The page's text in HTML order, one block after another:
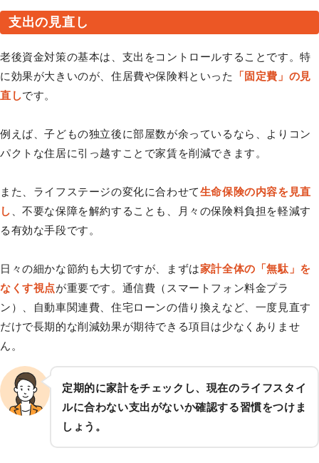
支出の見直し
老後資金対策の基本は、支出をコントロールすることです。特
に効果が大きいのが、住居費や保険料といった
「固定費」の見
直しです。
例えば、子どもの独立後に部屋数が余っているなら、よりコン
パクトな住居に引っ越すことで家賃を削減できます。
また、ライフステージの変化に合わせて生命保険の内容を見直
し 、不要な保障を解約することも、月々の保険料負担を軽減す
る有効な手段です。
日々の細かな節約も大切ですが、まずは家計全体の「無駄」を
なくす視点が重要です。通信費（スマートフォン料金プラ
ン）、自動車関連費、住宅ローンの借り換えなど、一度見直す
だけで長期的な削減効果が期待できる項目は少なくありませ
ん。
定期的に家計をチェックし、現在のライフスタイ
ルに合わない支出がないか確認する習慣をつけま
しょう。